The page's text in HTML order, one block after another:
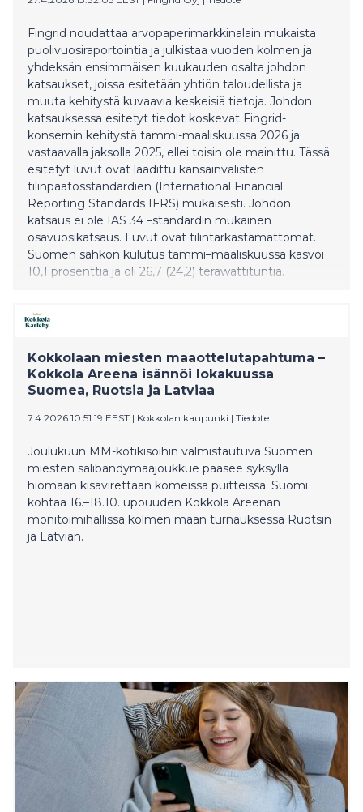
Fingrid noudattaa arvopaperimarkkinalain mukaista
puolivuosiraportointia ja julkistaa vuoden kolmen ja
yhdeksän ensimmäisen kuukauden osalta johdon
katsaukset, joissa esitetään yhtiön taloudellista ja
muuta kehitystä kuvaavia keskeisiä tietoja. Johdon
katsauksessa esitetyt tiedot koskevat Fingrid-
konsernin kehitystä tammi-maaliskuussa 2026 ja
vastaavalla jaksolla 2025, ellei toisin ole mainittu. Tässä
esitetyt luvut ovat laadittu kansainvälisten
tilinpäätösstandardien (International Financial
Reporting Standards IFRS) mukaisesti. Johdon
katsaus ei ole IAS 34 –standardin mukainen
osavuosikatsaus. Luvut ovat tilintarkastamattomat.
Suomen sähkön kulutus tammi–maaliskuussa kasvoi
10,1 prosenttia ja oli 26,7 (24,2) terawattituntia.
gCO2/kWh. Fingridin kantaverkon siirtovarmuus oli
kasvoi 443,8 (370,7) miljoonaan euroon korkeamman
s
Kokkolaan miesten maaottelutapahtuma –
Kokkola Areena isännöi lokakuussa
Suomea, Ruotsia ja Latviaa
7.4.2026 10:51:19 EEST | Kokkolan kaupunki | Tiedote
Joulukuun MM-kotikisoihin valmistautuva Suomen
miesten salibandymaajoukkue pääsee syksyllä
hiomaan kisavirettään komeissa puitteissa. Suomi
kohtaa 16.–18.10. upouuden Kokkola Areenan
monitoimihallissa kolmen maan turnauksessa Ruotsin
ja Latvian.